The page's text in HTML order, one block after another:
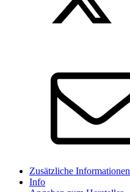
Zusätzliche Informationen
Info